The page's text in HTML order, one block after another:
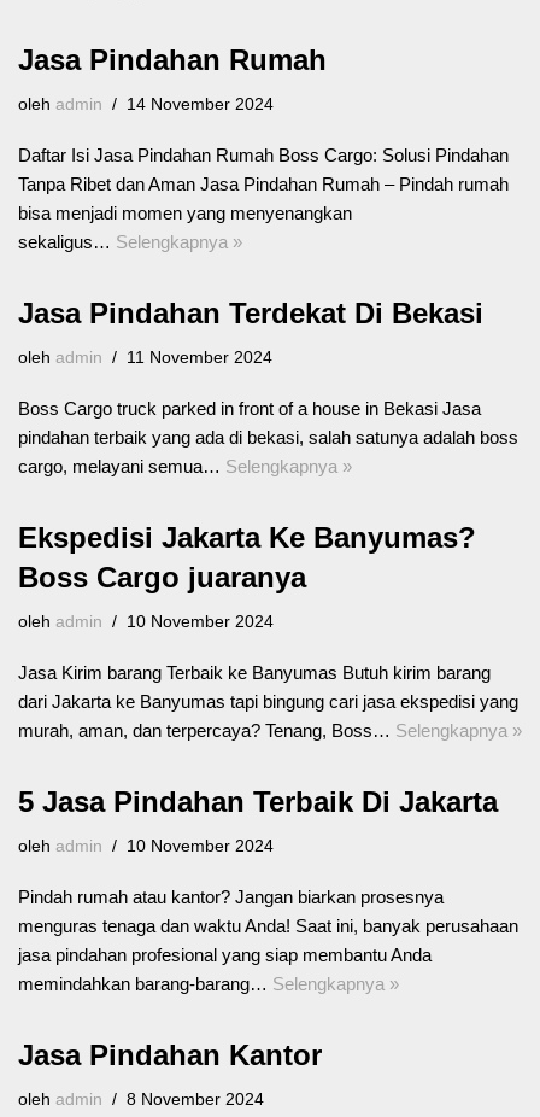
Jasa Pindahan Rumah
oleh admin 14 November 2024
Daftar Isi Jasa Pindahan Rumah Boss Cargo: Solusi Pindahan
Tanpa Ribet dan Aman Jasa Pindahan Rumah – Pindah rumah
bisa menjadi momen yang menyenangkan
sekaligus… Selengkapnya »
Jasa Pindahan Terdekat Di Bekasi
oleh admin 11 November 2024
Boss Cargo truck parked in front of a house in Bekasi Jasa
pindahan terbaik yang ada di bekasi, salah satunya adalah boss
cargo, melayani semua… Selengkapnya »
Ekspedisi Jakarta Ke Banyumas?
Boss Cargo juaranya
oleh admin 10 November 2024
Jasa Kirim barang Terbaik ke Banyumas Butuh kirim barang
dari Jakarta ke Banyumas tapi bingung cari jasa ekspedisi yang
murah, aman, dan terpercaya? Tenang, Boss… Selengkapnya »
5 Jasa Pindahan Terbaik Di Jakarta
oleh admin 10 November 2024
Pindah rumah atau kantor? Jangan biarkan prosesnya
menguras tenaga dan waktu Anda! Saat ini, banyak perusahaan
jasa pindahan profesional yang siap membantu Anda
memindahkan barang-barang… Selengkapnya »
Jasa Pindahan Kantor
oleh admin 8 November 2024